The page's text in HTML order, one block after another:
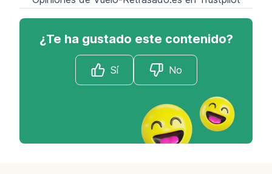
¿Te ha gustado este contenido?
Sí No